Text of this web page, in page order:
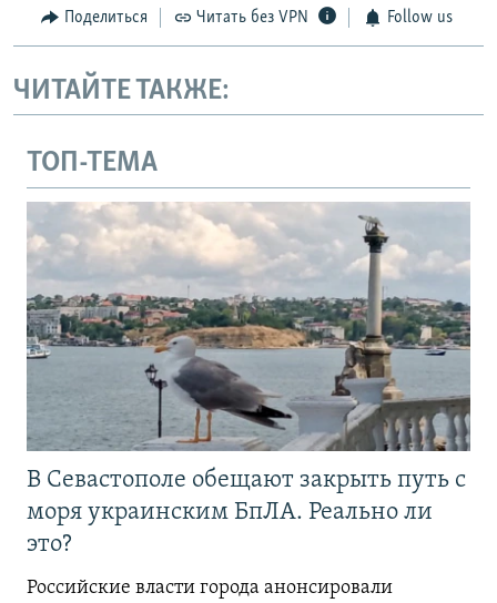
Поделиться Читать без VPN Follow us
ЧИТАЙТЕ ТАКЖЕ:
ТОП-ТЕМА
В Севастополе обещают закрыть путь с
моря украинским БпЛА. Реально ли
это?
Российские власти города анонсировали